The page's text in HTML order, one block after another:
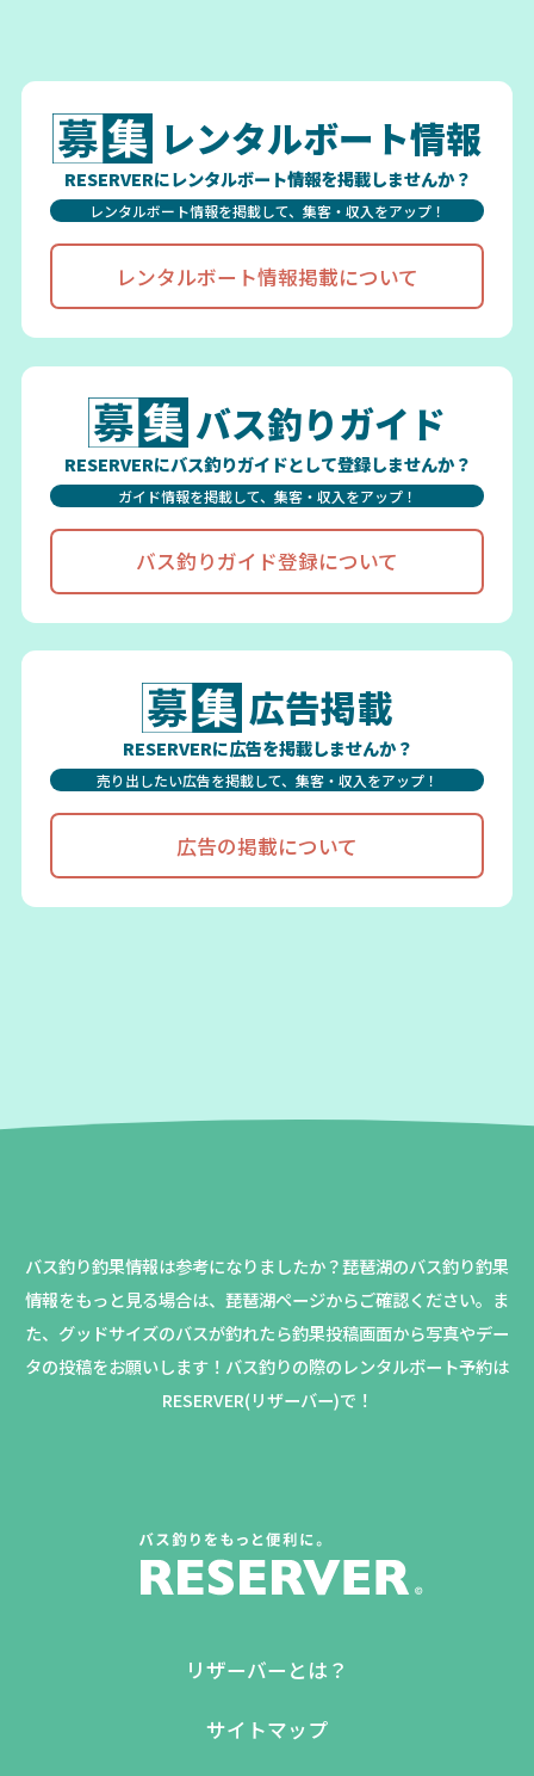
レンタルボート情報
RESERVERにレンタルボート情報を掲載しませんか？
レンタルボート情報を掲載して、集客・収入をアップ！
レンタルボート情報掲載について
バス釣りガイド
RESERVERにバス釣りガイドとして登録しませんか？
ガイド情報を掲載して、集客・収入をアップ！
バス釣りガイド登録について
広告掲載
RESERVERに広告を掲載しませんか？
売り出したい広告を掲載して、集客・収入をアップ！
広告の掲載について
バス釣り釣果情報は参考になりましたか？琵琶湖のバス釣り釣果
情報をもっと見る場合は、琵琶湖ページからご確認ください。 ま
た、グッドサイズのバスが釣れたら釣果投稿画面から写真やデー
タの投稿をお願いします！バス釣りの際のレンタルボート予約は
RESERVER(リザーバー)で！
リザーバーとは？
サイトマップ